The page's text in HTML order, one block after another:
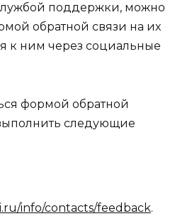
поддержки, можно
обратной связи на их
к ним через социальные
формой обратной
следующие
info/contacts/feedback.